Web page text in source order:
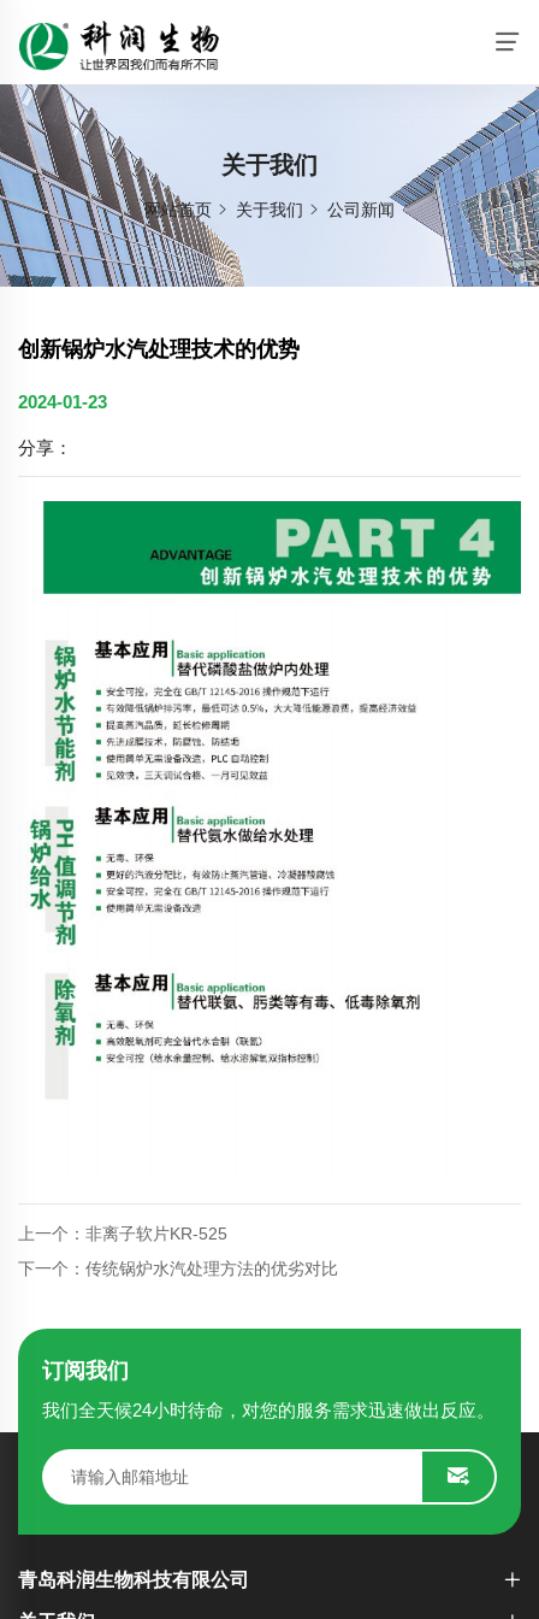
关于我们
网站首页 关于我们 公司新闻
创新锅炉水汽处理技术的优势
2024-01-23
分享：
上一个：非离子软片KR-525
下一个：传统锅炉水汽处理方法的优劣对比
订阅我们
我们全天候24小时待命，对您的服务需求迅速做出反应。
青岛科润生物科技有限公司